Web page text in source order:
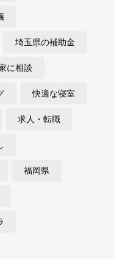
埼玉県の補助金
に相談
快適な寝室
求人・転職
福岡県